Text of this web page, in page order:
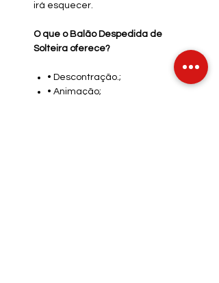
irá esquecer.
O que o Balão Despedida de
Solteira oferece?
• Descontração.;
• Animação;